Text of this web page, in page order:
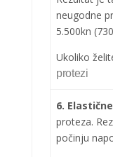
neugodne
5.500kn
Ukoliko
protezi
6.
proteza.
počinju